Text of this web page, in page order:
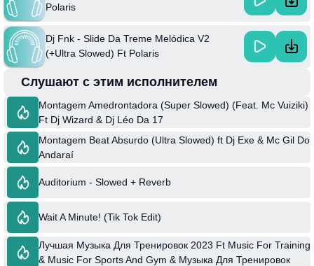
Polaris
Dj Fnk - Slide Da Treme Melódica V2
(+Ultra Slowed) Ft Polaris
Слушают с этим исполнителем
Montagem Amedrontadora (Super Slowed) (Feat. Mc Vuiziki)
Ft Dj Wizard & Dj Léo Da 17
Montagem Beat Absurdo (Ultra Slowed) ft Dj Exe & Mc Gil Do
Andaraí
Auditorium - Slowed + Reverb
Wait A Minute! (Tik Tok Edit)
Лучшая Музыка Для Тренировок 2023 Ft Music For Training
& Music For Sports And Gym & Музыка Для Тренировок